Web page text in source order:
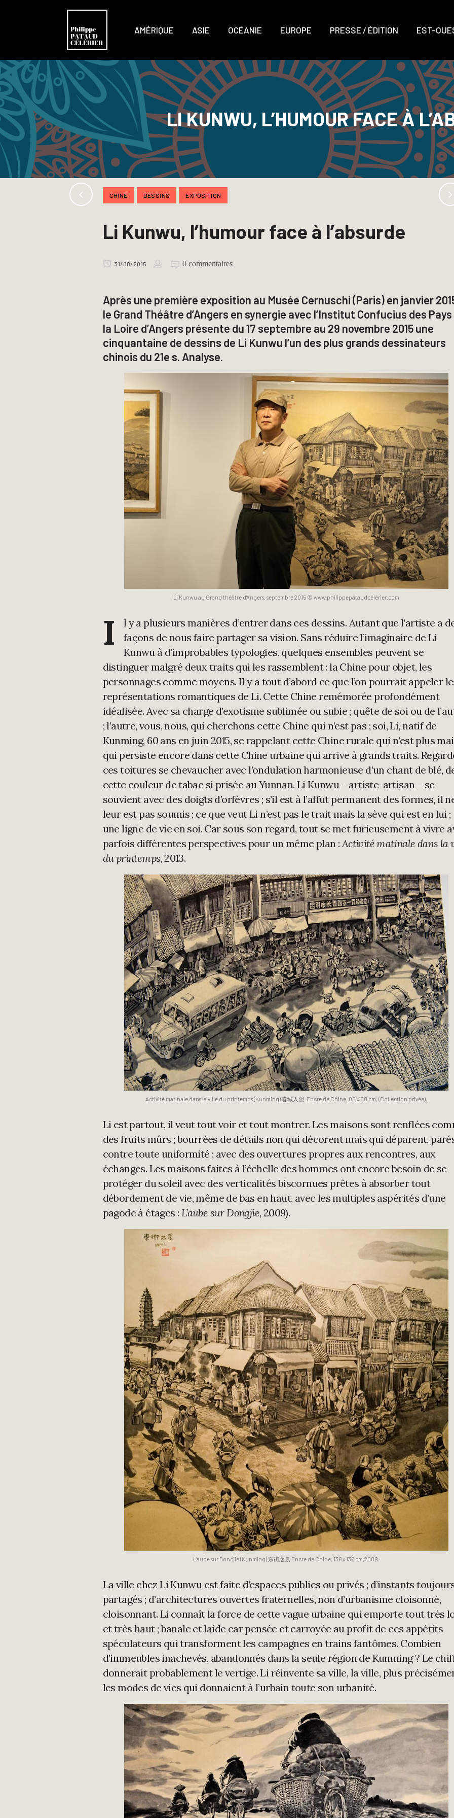
AMÉRIQUE ASIE OCÉANIE EUROPE PRESSE / ÉDITION EST-
LI KUNWU, L’HUMOUR FACE À
CHINE DESSINS EXPOSITION
Li Kunwu, l’humour face à l’absurde
31/08/2015 0 commentaires
Après une première exposition au Musée Cernuschi (Paris) en janvier
le Grand Théâtre d’Angers en synergie avec l’Institut Confucius des Pays
la Loire d’Angers présente du 17 septembre au 29 novembre 2015 une
cinquantaine de dessins de Li Kunwu l’un des plus grands dessinateurs
chinois du 21e s. Analyse.
Li Kunwu au Grand théâtre d’Angers, septembre 2015 © www.philippepataudcélérier.com
I
l y a plusieurs manières d’entrer dans ces dessins. Autant que l’artiste a
façons de nous faire partager sa vision. Sans réduire l’imaginaire de Li
Kunwu à d’improbables typologies, quelques ensembles peuvent se
distinguer malgré deux traits qui les rassemblent : la Chine pour objet, les
personnages comme moyens. Il y a tout d’abord ce que l’on pourrait appeler
représentations romantiques de Li. Cette Chine remémorée profondément
idéalisée. Avec sa charge d’exotisme sublimée ou subie ; quête de soi ou de
; l’autre, vous, nous, qui cherchons cette Chine qui n’est pas ; soi, Li, natif de
Kunming, 60 ans en juin 2015, se rappelant cette Chine rurale qui n’est plus
qui persiste encore dans cette Chine urbaine qui arrive à grands traits.
ces toitures se chevaucher avec l’ondulation harmonieuse d’un chant de blé,
cette couleur de tabac si prisée au Yunnan. Li Kunwu – artiste-artisan – se
souvient avec des doigts d’orfèvres ; s’il est à l’affut permanent des formes, il
leur est pas soumis ; ce que veut Li n’est pas le trait mais la sève qui est en lui ;
une ligne de vie en soi. Car sous son regard, tout se met furieusement à vivre
parfois différentes perspectives pour un même plan :Activité matinale dans la
du printemps, 2013.
Activité matinale dans la ville du printemps (Kunming) 春城人熙. Encre de Chine, 80 x 80 cm, (Collection privée).
Li est partout, il veut tout voir et tout montrer. Les maisons sont renflées
des fruits mûrs ; bourrées de détails non qui décorent mais qui déparent,
contre toute uniformité ; avec des ouvertures propres aux rencontres, aux
échanges. Les maisons faites à l’échelle des hommes ont encore besoin de se
protéger du soleil avec des verticalités biscornues prêtes à absorber tout
débordement de vie, même de bas en haut, avec les multiples aspérités d’une
pagode à étages : L’aube sur Dongjie, 2009).
L’aube sur Dongjie (Kunming) 东街之晨 Encre de Chine, 136 x 136 cm,2009.
La ville chez Li Kunwu est faite d’espaces publics ou privés ; d’instants
partagés ; d’architectures ouvertes fraternelles, non d’urbanisme cloisonné,
cloisonnant. Li connaît la force de cette vague urbaine qui emporte tout très
et très haut ; banale et laide car pensée et carroyée au profit de ces appétits
spéculateurs qui transforment les campagnes en trains fantômes. Combien
d’immeubles inachevés, abandonnés dans la seule région de Kunming ? Le
donnerait probablement le vertige. Li réinvente sa ville, la ville, plus
les modes de vies qui donnaient à l’urbain toute son urbanité.